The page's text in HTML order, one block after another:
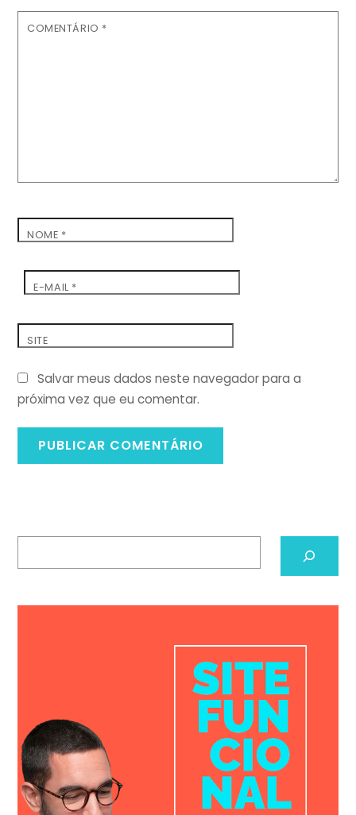
COMENTÁRIO *
NOME *
E-MAIL *
SITE
Salvar meus dados neste navegador para a
próxima vez que eu comentar.